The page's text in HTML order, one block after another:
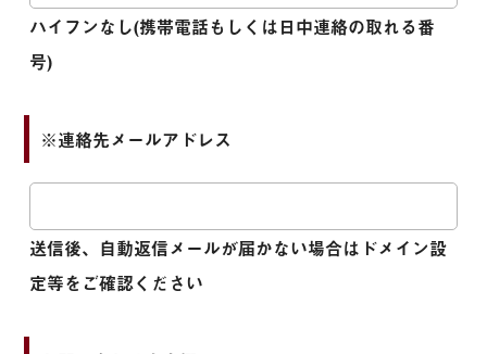
ハイフンなし(携帯電話もしくは日中連絡の取れる番
号)
※連絡先メールアドレス
送信後、自動返信メールが届かない場合はドメイン設
定等をご確認ください